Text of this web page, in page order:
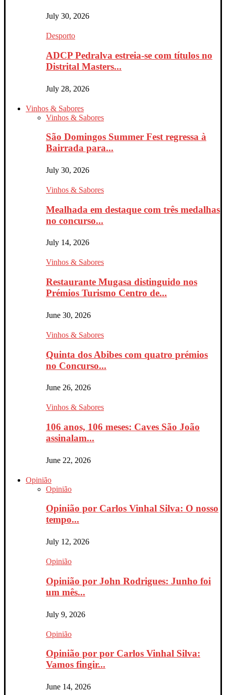
July 30, 2026
Desporto
ADCP Pedralva estreia-se com títulos no
Distrital Masters...
July 28, 2026
Vinhos & Sabores
Vinhos & Sabores
São Domingos Summer Fest regressa à
Bairrada para...
July 30, 2026
Vinhos & Sabores
Mealhada em destaque com três medalhas
no concurso...
July 14, 2026
Vinhos & Sabores
Restaurante Mugasa distinguido nos
Prémios Turismo Centro de...
June 30, 2026
Vinhos & Sabores
Quinta dos Abibes com quatro prémios
no Concurso...
June 26, 2026
Vinhos & Sabores
106 anos, 106 meses: Caves São João
assinalam...
June 22, 2026
Opinião
Opinião
Opinião por Carlos Vinhal Silva: O nosso
tempo...
July 12, 2026
Opinião
Opinião por John Rodrigues: Junho foi
um mês...
July 9, 2026
Opinião
Opinião por por Carlos Vinhal Silva:
Vamos fingir...
June 14, 2026